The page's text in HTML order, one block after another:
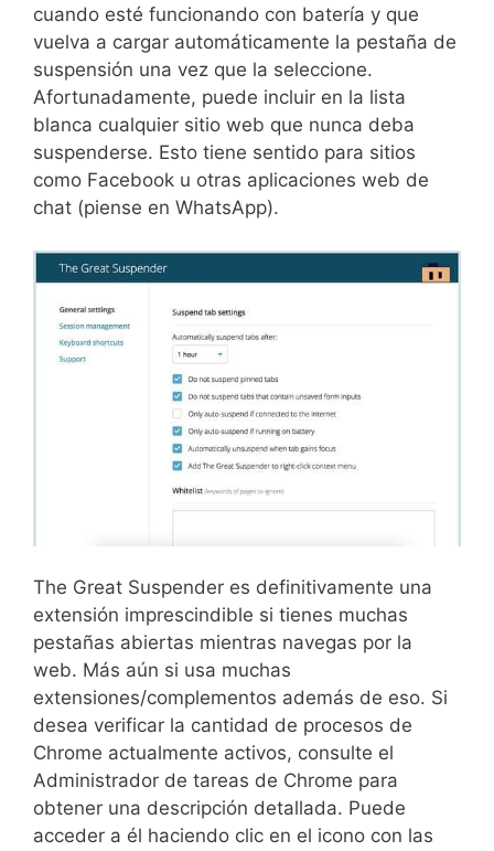
cuando esté funcionando con batería y que
vuelva a cargar automáticamente la pestaña de
suspensión una vez que la seleccione.
Afortunadamente, puede incluir en la lista
blanca cualquier sitio web que nunca deba
suspenderse. Esto tiene sentido para sitios
como Facebook u otras aplicaciones web de
chat (piense en WhatsApp).
The Great Suspender es definitivamente una
extensión imprescindible si tienes muchas
pestañas abiertas mientras navegas por la
web. Más aún si usa muchas
extensiones/complementos además de eso. Si
desea verificar la cantidad de procesos de
Chrome actualmente activos, consulte el
Administrador de tareas de Chrome para
obtener una descripción detallada. Puede
acceder a él haciendo clic en el icono con las